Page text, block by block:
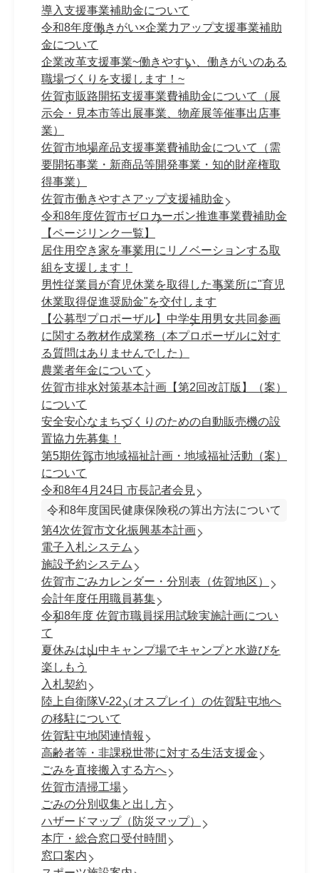
導入支援事業補助金について
令和8年度働きがい×企業力アップ支援事業補助
金について
企業改革支援事業~働きやすい、働きがいのある
職場づくりを支援します！~
佐賀市販路開拓支援事業費補助金について（展
示会・見本市等出展事業、物産展等催事出店事
業）
佐賀市地場産品支援事業費補助金について（需
要開拓事業・新商品等開発事業・知的財産権取
得事業）
佐賀市働きやすさアップ支援補助金
令和8年度佐賀市ゼロカーボン推進事業費補助金
【ページリンク一覧】
居住用空き家を事業用にリノベーションする取
組を支援します！
男性従業員が育児休業を取得した事業所に"育児
休業取得促進奨励金"を交付します
【公募型プロポーザル】中学生用男女共同参画
に関する教材作成業務（本プロポーザルに対す
る質問はありませんでした）
農業者年金について
佐賀市排水対策基本計画【第2回改訂版】（案）
について
安全安心なまちづくりのための自動販売機の設
置協力先募集！
第5期佐賀市地域福祉計画・地域福祉活動（案）
について
令和8年4月24日 市長記者会見
令和8年度国民健康保険税の算出方法について
第4次佐賀市文化振興基本計画
電子入札システム
施設予約システム
佐賀市ごみカレンダー・分別表（佐賀地区）
会計年度任用職員募集
令和8年度 佐賀市職員採⽤試験実施計画につい
て
夏休みは山中キャンプ場でキャンプと水遊びを
楽しもう
入札契約
陸上自衛隊V-22（オスプレイ）の佐賀駐屯地へ
の移駐について
佐賀駐屯地関連情報
高齢者等・非課税世帯に対する生活支援金
ごみを直接搬入する方へ
佐賀市清掃工場
ごみの分別収集と出し方
ハザードマップ（防災マップ）
本庁・総合窓口受付時間
窓口案内